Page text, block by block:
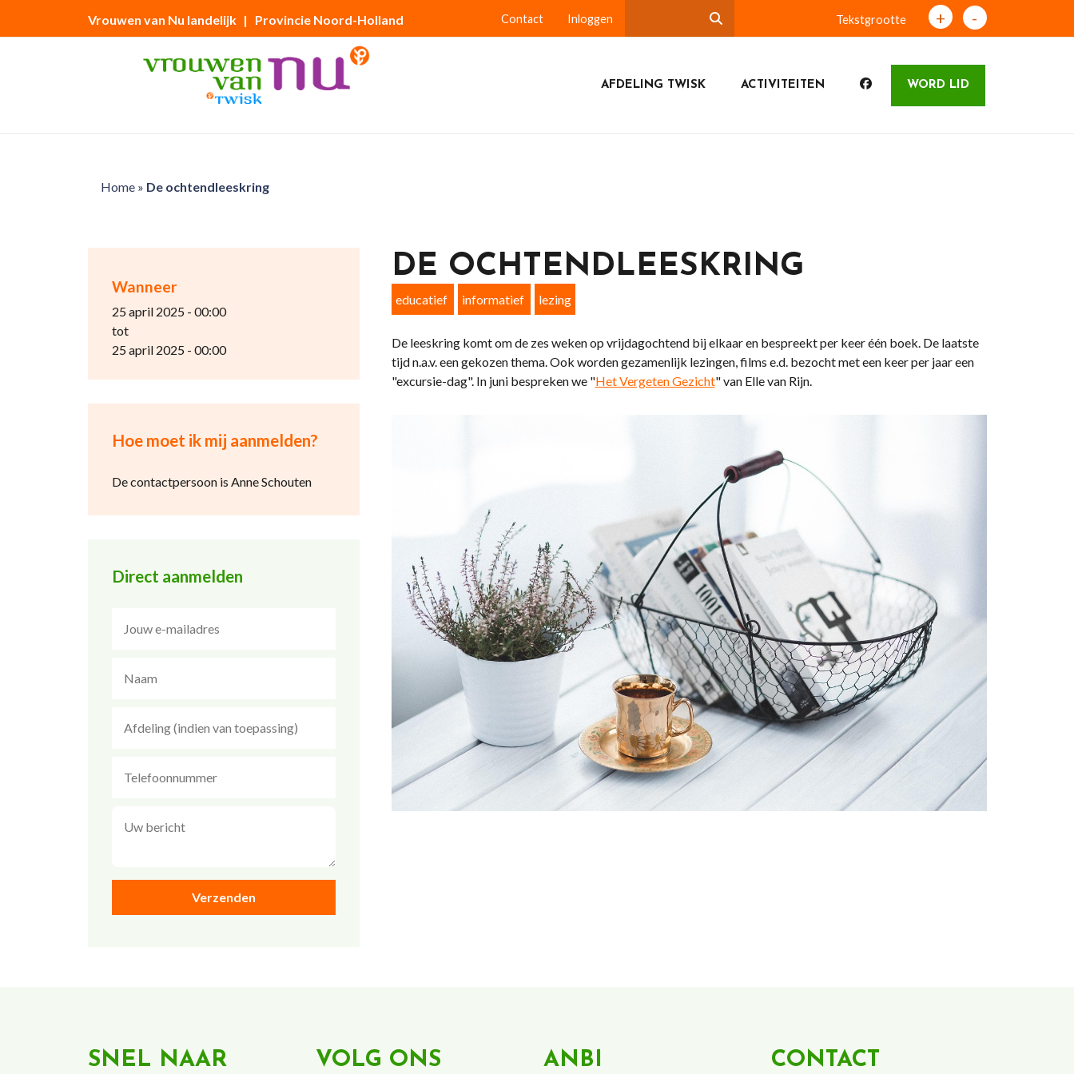
Vrouwen van Nu landelijk | Provincie Noord-Holland Contact Inloggen Tekstgrootte + -
AFDELING TWISK ACTIVITEITEN WORD LID
Home» De ochtendleeskring
Wanneer
25 april 2025 - 00:00
tot
25 april 2025 - 00:00
Hoe moet ik mij aanmelden?
De contactpersoon is Anne Schouten
Direct aanmelden
DE OCHTENDLEESKRING
educatief informatief lezing
De leeskring komt om de zes weken op vrijdagochtend bij elkaar en bespreekt per keer één boek. De laatste
tijd n.a.v. een gekozen thema. Ook worden gezamenlijk lezingen, films e.d. bezocht met een keer per jaar een
"excursie-dag". In juni bespreken we "Het Vergeten Gezicht" van Elle van Rijn.
SNEL NAAR VOLG ONS ANBI CONTACT